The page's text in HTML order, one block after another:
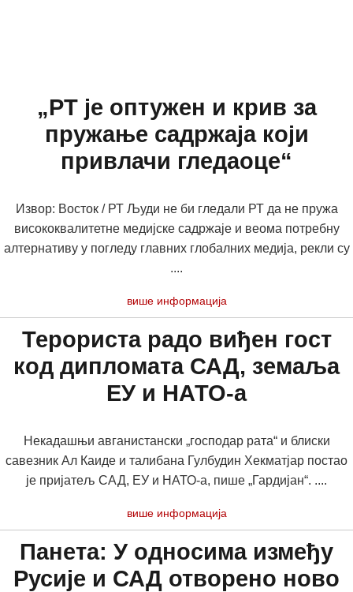
„РТ је оптужен и крив за
пружање садржаја који
привлачи гледаоце“
Извор: Восток / РТ Људи не би гледали РТ да не пружа
висококвалитетне медијске садржаје и веома потребну
алтернативу у погледу главних глобалних медија, рекли су
....
више информација
Терориста радо виђен гост
код дипломата САД, земаља
ЕУ и НАТО-а
Некадашњи авганистански „господар рата“ и блиски
савезник Ал Каиде и талибана Гулбудин Хекматјар постао
је пријатељ САД, ЕУ и НАТО-а, пише „Гардијан“. ....
више информација
Панета: У односима између
Русије и САД отворено ново